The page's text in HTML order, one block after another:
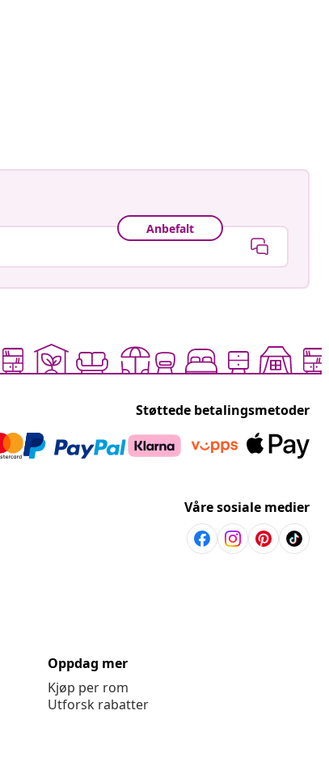
Anbefalt
Støttede betalingsmetoder
Våre sosiale medier
Oppdag mer
Kjøp per rom
Utforsk rabatter